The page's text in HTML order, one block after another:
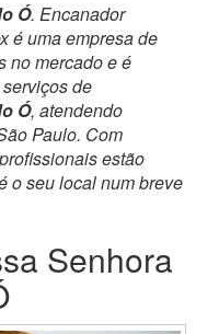
Ó. Encanador
é uma empresa de
no mercado e é
de
Ó, atendendo
Paulo. Com
estão
o seu local num breve
Senhora